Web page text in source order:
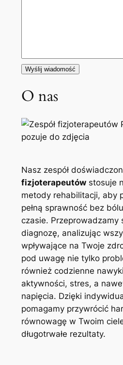
O nas
Nasz zespół
fizjoterapeutówstosuje
metody rehabilitacji, aby
pełną sprawność bez
czasie. Przeprowadzamy
diagnozę, analizując
wpływające na Twoje
pod uwagę nie tylko
również codzienne
aktywności, stres, a
napięcia. Dzięki
pomagamy przywrócić
równowagę w Twoim
długotrwałe rezultaty.